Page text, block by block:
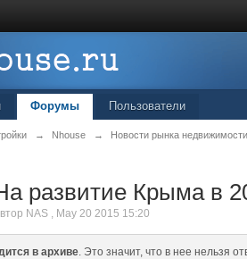
Форумы Пользователи
→ Nhouse → Новости рынка недвижимости
развитие Крыма в
NAS , May 20 2015 15:20
в архиве. Это значит, что в нее нельзя